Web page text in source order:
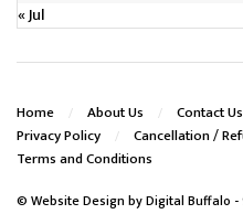
« Jul
Home About Us Contact Us
Privacy Policy
Cancellation /
Terms and Conditions
© Website Design byDigital Buffalo